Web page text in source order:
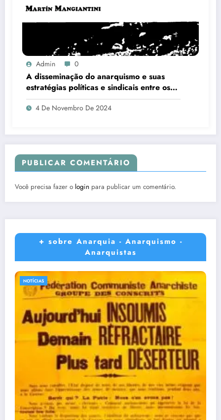
Admin 0
A disseminação do anarquismo e suas
estratégias políticas e sindicais entre os
trabalhadores em São Paulo – Brasil
(1890- 1920)
4 De Novembro De 2024
PUBLICAR COMENTÁRIO
Você precisa fazer o login para publicar um comentário.
+ sobre Anarquia - Anarquismo -
Anarquistas
NOTÍCIAS